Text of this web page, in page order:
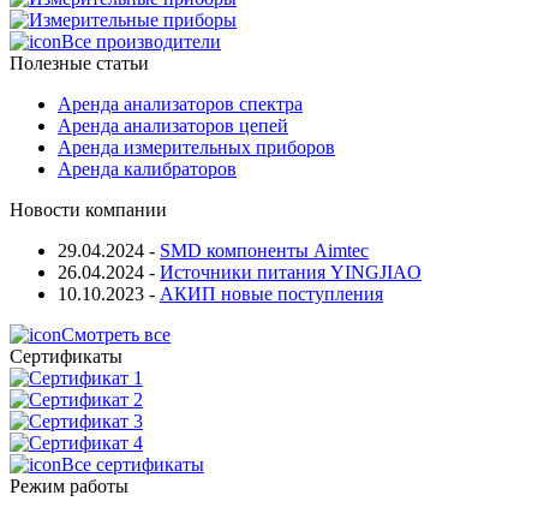
Все производители
Полезные статьи
Аренда анализаторов спектра
Аренда анализаторов цепей
Аренда измерительных приборов
Аренда калибраторов
Новости компании
29.04.2024 - SMD компоненты Aimtec
26.04.2024 - Источники питания YINGJIAO
10.10.2023 - АКИП новые поступления
Смотреть все
Сертификаты
Все сертификаты
Режим работы